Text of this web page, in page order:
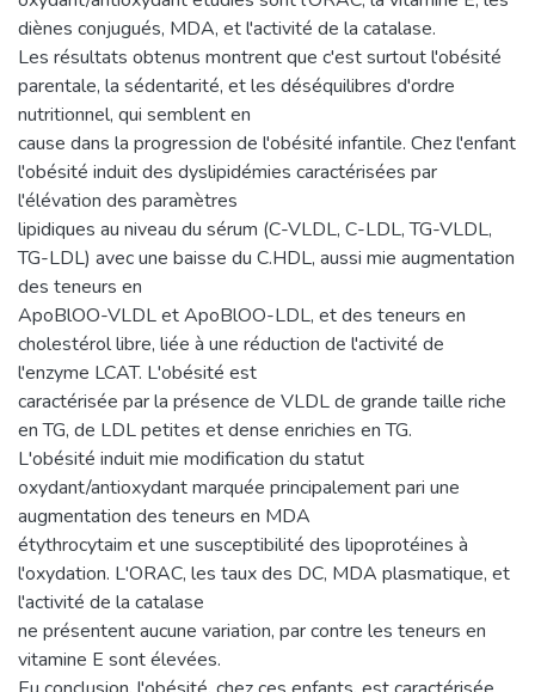
diènes conjugués, MDA, et l'activité de la catalase.
Les résultats obtenus montrent que c'est surtout l'obésité
parentale, la sédentarité, et les déséquilibres d'ordre
nutritionnel, qui semblent en
cause dans la progression de l'obésité infantile. Chez l'enfant
l'obésité induit des dyslipidémies caractérisées par
l'élévation des paramètres
lipidiques au niveau du sérum (C-VLDL, C-LDL, TG-VLDL,
TG-LDL) avec une baisse du C.HDL, aussi mie augmentation
des teneurs en
ApoBlOO-VLDL et ApoBlOO-LDL, et des teneurs en
cholestérol libre, liée à une réduction de l'activité de
l'enzyme LCAT. L'obésité est
caractérisée par la présence de VLDL de grande taille riche
en TG, de LDL petites et dense enrichies en TG.
L'obésité induit mie modification du statut
oxydant/antioxydant marquée principalement pari une
augmentation des teneurs en MDA
étythrocytaim et une susceptibilité des lipoprotéines à
l'oxydation. L'ORAC, les taux des DC, MDA plasmatique, et
l'activité de la catalase
ne présentent aucune variation, par contre les teneurs en
vitamine E sont élevées.